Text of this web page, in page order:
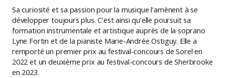
Sa curiosité et sa passion pour la musique l’amènent à se
développer toujours plus. C’est ainsi qu’elle poursuit sa
formation instrumentale et artistique auprès de la soprano
Lyne Fortin et de la pianiste Marie-Andrée Ostiguy. Elle a
remporté un premier prix au festival-concours de Sorel en
2022 et un deuxième prix au festival-concours de Sherbrooke
en 2023.